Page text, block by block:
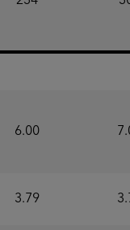
6.00
3.79